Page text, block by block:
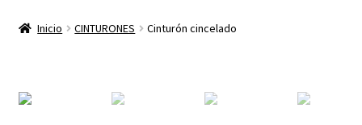
navegación
página
Quienes somos
Inicio CINTURONES Cinturón cincelado